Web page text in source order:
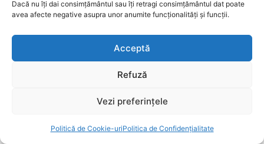
Dacă nu îți dai consimțământul sau îți retragi consimțământul dat poate
avea afecte negative asupra unor anumite funcționalități și funcții.
Acceptă
Refuză
Vezi preferințele
Politică de Cookie-uriPolitica de Confidențialitate